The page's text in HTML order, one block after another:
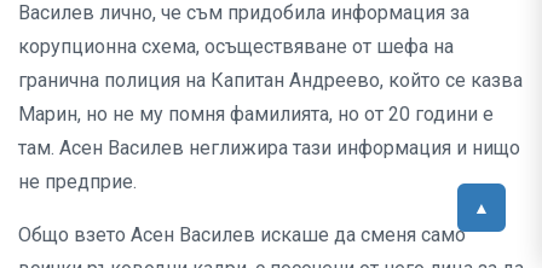
Василев лично, че съм придобила информация за
корупционна схема, осъществяване от шефа на
гранична полиция на Капитан Андреево, който се казва
Марин, но не му помня фамилията, но от 20 години е
там. Асен Василев неглижира тази информация и нищо
не предприе.
Общо взето Асен Василев искаше да сменя само